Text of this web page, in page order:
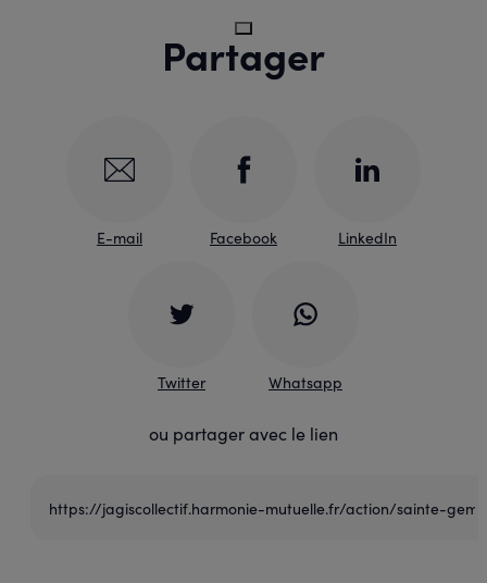
Partager
E-mail Facebook LinkedIn
Twitter Whatsapp
ou partager avec le lien